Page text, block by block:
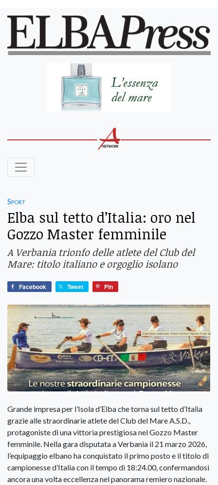
Sport
Elba sul tetto d’Italia: oro nel
Gozzo Master femminile
A Verbania trionfo delle atlete del Club del
Mare: titolo italiano e orgoglio isolano
Facebook Tweet Pin
Grande impresa per l’Isola d’Elba che torna sul tetto d’Italia
grazie alle straordinarie atlete del Club del Mare A.S.D.,
protagoniste di una vittoria prestigiosa nel Gozzo Master
femminile. Nella gara disputata a Verbania il 21 marzo 2026,
l’equipaggio elbano ha conquistato il primo posto e il titolo di
campionesse d’Italia con il tempo di 18:24.00, confermandosi
ancora una volta eccellenza nel panorama remiero nazionale.